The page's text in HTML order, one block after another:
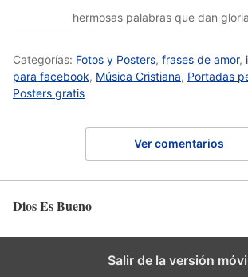
hermosas palabras que dan
Categorías: Fotos y Posters, frases de amor,
para facebook, Música Cristiana, Portadas
Posters gratis
Ver comentarios
Dios Es Bueno
Salir de la versión